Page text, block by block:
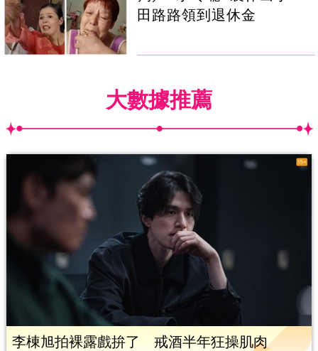
田路路領到退休金
大數據推薦
李棟旭拍裸露戲拚了 戒酒半年狂操肌肉